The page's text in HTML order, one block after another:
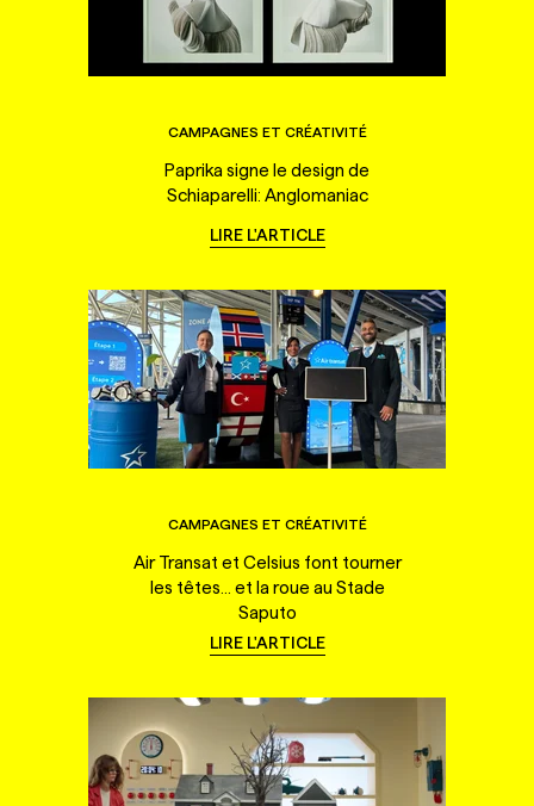
CAMPAGNES ET CRÉATIVITÉ
Paprika signe le design de
Schiaparelli: Anglomaniac
LIRE L'ARTICLE
CAMPAGNES ET CRÉATIVITÉ
Air Transat et Celsius font tourner
les têtes... et la roue au Stade
Saputo
LIRE L'ARTICLE